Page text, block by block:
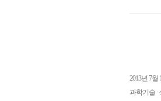
2013년 7월
과학기술 ·